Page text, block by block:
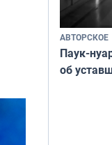
АВТОРСКОЕ
Паук-
об